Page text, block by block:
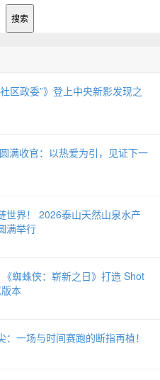
搜索
区政委”》登上中央新影发现之
满收官：以热爱为引，见证下一
世界！ 2026泰山天然山泉水产
满举行
蜘蛛侠：崭新之日》打造 Shot
本
一场与时间赛跑的断指再植！